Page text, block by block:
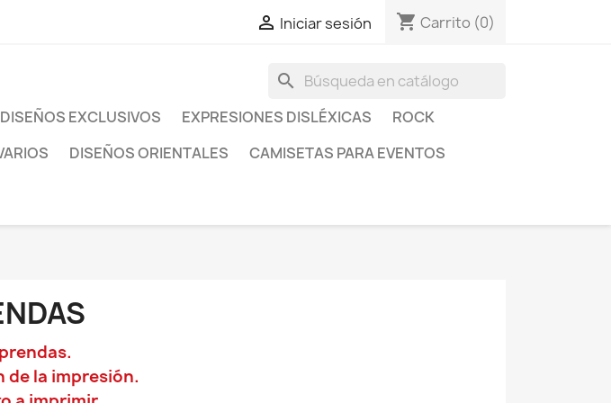
 Iniciar sesión shopping_cart Carrito (0)
search
DISEÑOS EXCLUSIVOS EXPRESIONES DISLÉXICAS
ROCK
DISEÑOS ORIENTALES
CAMISETAS PARA EVENTOS
de la impresión.